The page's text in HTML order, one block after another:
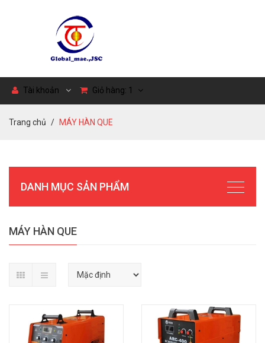
Tài khoản Giỏ hàng: 1
Trang chủ MÁY HÀN QUE
DANH MỤC SẢN PHẨM
MÁY HÀN QUE